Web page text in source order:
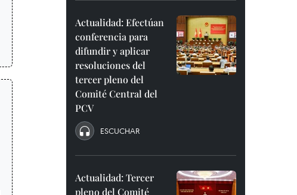
Actualidad: Efectúan
conferencia para
difundir y aplicar
resoluciones del
tercer pleno del
Comité Central del
PCV
ESCUCHAR
Actualidad: Tercer
pleno del Comité